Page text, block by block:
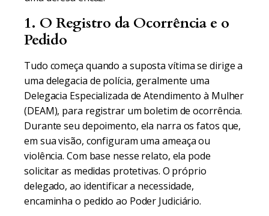
1. O Registro da Ocorrência e o
Pedido
Tudo começa quando a suposta vítima se dirige a
uma delegacia de polícia, geralmente uma
Delegacia Especializada de Atendimento à Mulher
(DEAM), para registrar um boletim de ocorrência.
Durante seu depoimento, ela narra os fatos que,
em sua visão, configuram uma ameaça ou
violência. Com base nesse relato, ela pode
solicitar as medidas protetivas. O próprio
delegado, ao identificar a necessidade,
encaminha o pedido ao Poder Judiciário.